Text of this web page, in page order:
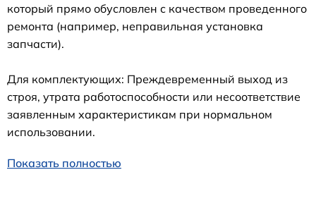
который прямо обусловлен с качеством проведенного
ремонта (например, неправильная установка
запчасти).
Для комплектующих: Преждевременный выход из
строя, утрата работоспособности или несоответствие
заявленным характеристикам при нормальном
использовании.
Показать полностью